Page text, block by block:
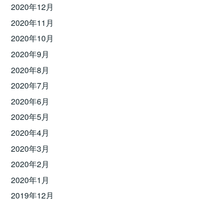
2020年12月
2020年11月
2020年10月
2020年9月
2020年8月
2020年7月
2020年6月
2020年5月
2020年4月
2020年3月
2020年2月
2020年1月
2019年12月